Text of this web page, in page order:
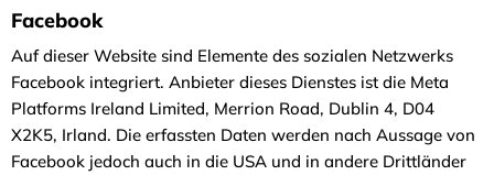
Facebook
Auf dieser Website sind Elemente des sozialen Netzwerks
Facebook integriert. Anbieter dieses Dienstes ist die Meta
Platforms Ireland Limited, Merrion Road, Dublin 4, D04
X2K5, Irland. Die erfassten Daten werden nach Aussage von
Facebook jedoch auch in die USA und in andere Drittländer